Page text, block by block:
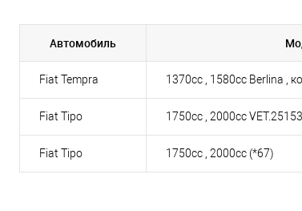
Автомобиль
Fiat Tempra 1370cc , 1580cc Berlina ,
Fiat Tipo 1750cc , 2000cc
Fiat Tipo 1750cc , 2000cc (*67)